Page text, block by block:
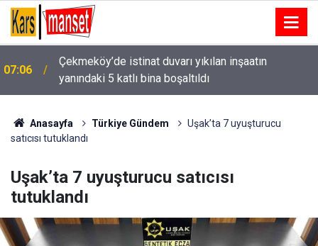
07:06
Çekmeköy’de istinat duvarı yıkılan inşaatın
yanındaki 5 katlı bina boşaltıldı
06:58
Beyağaç Belediyesi araç filosunu öz kaynaklarıyla
güçlendiriyor
Anasayfa Türkiye Gündem
Uşak’ta 7 uyuşturucu
satıcısı tutuklandı
Uşak’ta 7 uyuşturucu satıcısı
tutuklandı